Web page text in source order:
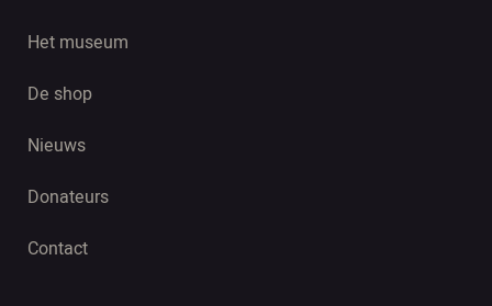
Het museum
De shop
Nieuws
Donateurs
Contact